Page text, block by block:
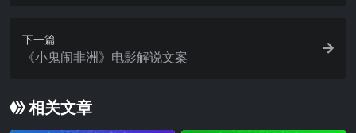
下一篇
《小鬼闹非洲》电影解说文案
相关文章